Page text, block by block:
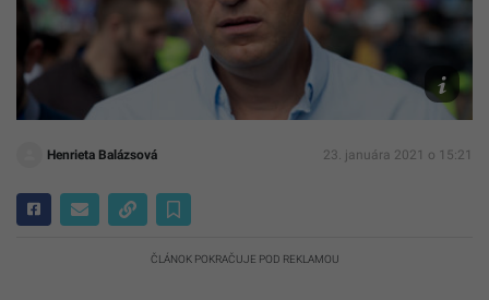
TASR/AP,
Golovkin
Henrieta Balázsová 23. januára 2021 o 15:21
ČLÁNOK POKRAČUJE POD REKLAMOU